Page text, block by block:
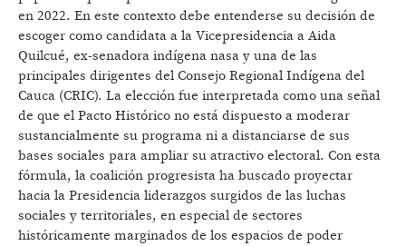
en 2022. En este contexto debe entenderse su decisión de
escoger como candidata a la Vicepresidencia a Aida
Quilcué, ex-senadora indígena nasa y una de las
principales dirigentes del Consejo Regional Indígena del
Cauca (CRIC). La elección fue interpretada como una señal
de que el Pacto Histórico no está dispuesto a moderar
sustancialmente su programa ni a distanciarse de sus
bases sociales para ampliar su atractivo electoral. Con esta
fórmula, la coalición progresista ha buscado proyectar
hacia la Presidencia liderazgos surgidos de las luchas
sociales y territoriales, en especial de sectores
históricamente marginados de los espacios de poder